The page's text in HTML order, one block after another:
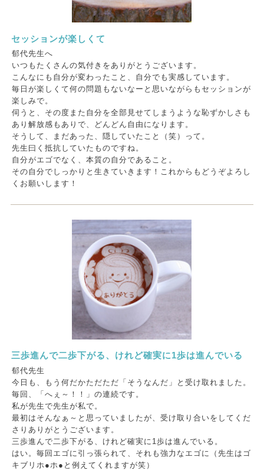
セッションが楽しくて
郁代先生へ
いつもたくさんの気付きをありがとうございます。
こんなにも自分が変わったこと、自分でも実感しています。
毎日が楽しくて何の問題もないなーと思いながらもセッションが
楽しみで。
伺うと、その度また自分を全部見せてしまうような恥ずかしさも
あり解放感もありで、どんどん自由になります。
そうして、まだあった、隠していたこと（笑）って。
先生曰く抵抗していたものですね。
自分がエゴでなく、本質の自分であること。
その自分でしっかりと生きていきます！これからもどうぞよろし
くお願いします！
三歩進んで二歩下がる、けれど確実に1歩は進んでいる
郁代先生
今日も、もう何だかただただ「そうなんだ」と受け取れました。
毎回、「へぇ～！！」の連続です。
私が先生で先生が私で。
最初はそんなぁ～と思っていましたが、受け取り合いをしてくだ
さりありがとうございます。
三歩進んで二歩下がる、けれど確実に1歩は進んでいる。
はい。毎回エゴに引っ張られて、それも強力なエゴに（先生はゴ
キブリホ●ホ●と例えてくれますが笑）